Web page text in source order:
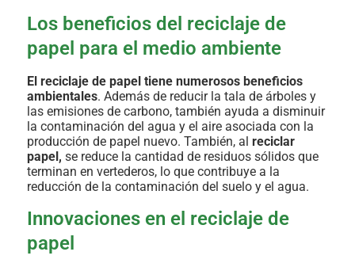
Los beneficios del reciclaje de
papel para el medio ambiente
El reciclaje de papel tiene numerosos beneficios
ambientales. Además de reducir la tala de árboles y
las emisiones de carbono, también ayuda a disminuir
la contaminación del agua y el aire asociada con la
producción de papel nuevo. También, al reciclar
papel, se reduce la cantidad de residuos sólidos que
terminan en vertederos, lo que contribuye a la
reducción de la contaminación del suelo y el agua.
Innovaciones en el reciclaje de
papel